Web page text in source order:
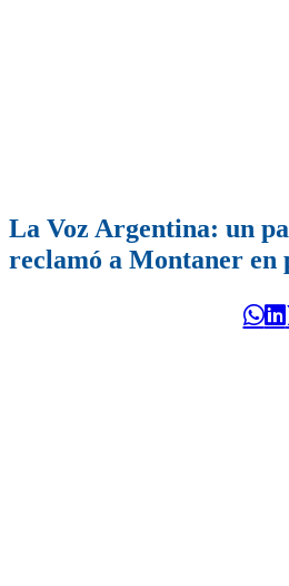
La Voz Argentina: un
reclamó a Montaner en